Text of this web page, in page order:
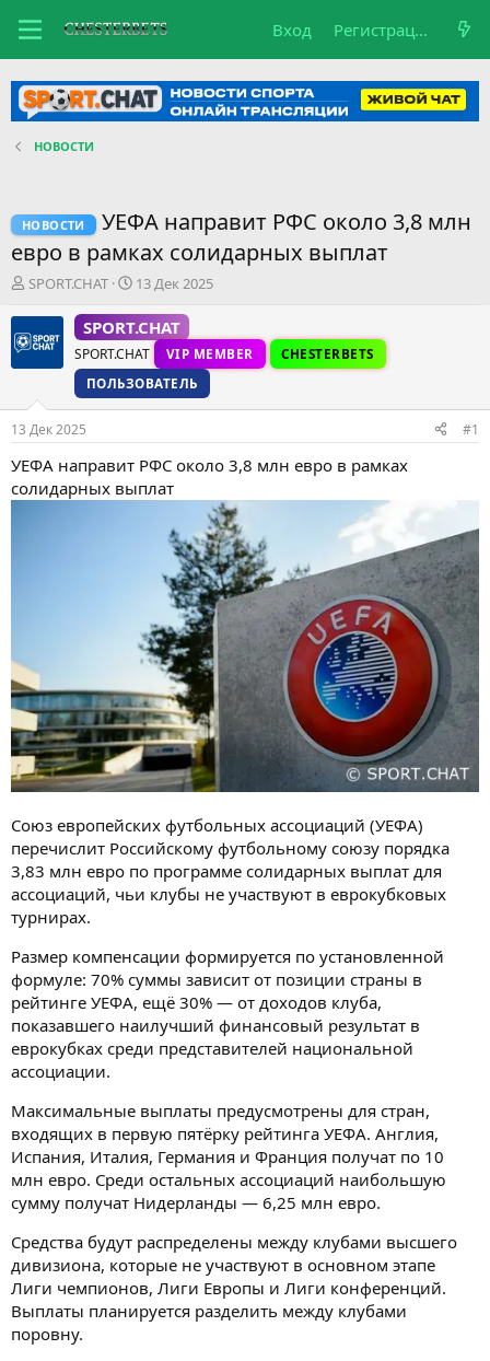
Вход Регистрация
НОВОСТИ
НОВОСТИ
УЕФА направит РФС около 3,8 млн
евро в рамках солидарных выплат
А
т
о
е
м
ы
SPORT.CHAT
Д
т
а
н
а
ч
л
а
13 Дек 2025
SPORT.CHAT
SPORT.CHAT VIP MEMBER
CHESTERBETS
ПОЛЬЗОВАТЕЛЬ
13 Дек 2025 #1
УЕФА направит РФС около 3,8 млн евро в рамках
солидарных выплат
Союз европейских футбольных ассоциаций (УЕФА)
перечислит Российскому футбольному союзу порядка
3,83 млн евро по программе солидарных выплат для
ассоциаций, чьи клубы не участвуют в еврокубковых
турнирах.
Размер компенсации формируется по установленной
формуле: 70% суммы зависит от позиции страны в
рейтинге УЕФА, ещё 30% — от доходов клуба,
показавшего наилучший финансовый результат в
еврокубках среди представителей национальной
ассоциации.
Максимальные выплаты предусмотрены для стран,
входящих в первую пятёрку рейтинга УЕФА. Англия,
Испания, Италия, Германия и Франция получат по 10
млн евро. Среди остальных ассоциаций наибольшую
сумму получат Нидерланды — 6,25 млн евро.
Средства будут распределены между клубами высшего
дивизиона, которые не участвуют в основном этапе
Лиги чемпионов, Лиги Европы и Лиги конференций.
Выплаты планируется разделить между клубами
поровну.